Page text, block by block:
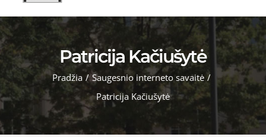
Patricija Kačiušytė
Pradžia / Saugesnio interneto savaitė /
Patricija Kačiušytė